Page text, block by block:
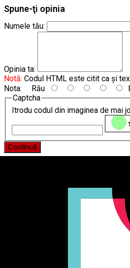
Spune-ţi opinia
Numele tău:
Opinia ta:
Notă: Codul HTML este citit ca şi
Nota: Rău
Captcha
Itrodu codul din imaginea de mai
Continuă
Producător și importator de